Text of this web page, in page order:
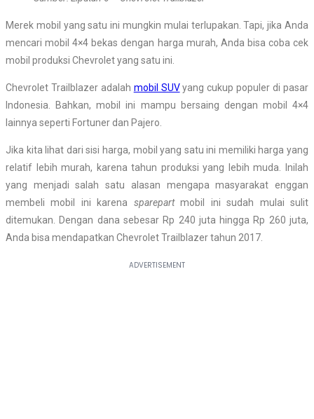
Merek mobil yang satu ini mungkin mulai terlupakan. Tapi, jika Anda
mencari mobil 4×4 bekas dengan harga murah, Anda bisa coba cek
mobil produksi Chevrolet yang satu ini.
Chevrolet Trailblazer adalah mobil SUVyang cukup populer di pasar
Indonesia. Bahkan, mobil ini mampu bersaing dengan mobil 4×4
lainnya seperti Fortuner dan Pajero.
Jika kita lihat dari sisi harga, mobil yang satu ini memiliki harga yang
relatif lebih murah, karena tahun produksi yang lebih muda. Inilah
yang menjadi salah satu alasan mengapa masyarakat enggan
membeli mobil ini karena sparepartmobil ini sudah mulai sulit
ditemukan. Dengan dana sebesar Rp 240 juta hingga Rp 260 juta,
Anda bisa mendapatkan Chevrolet Trailblazer tahun 2017.